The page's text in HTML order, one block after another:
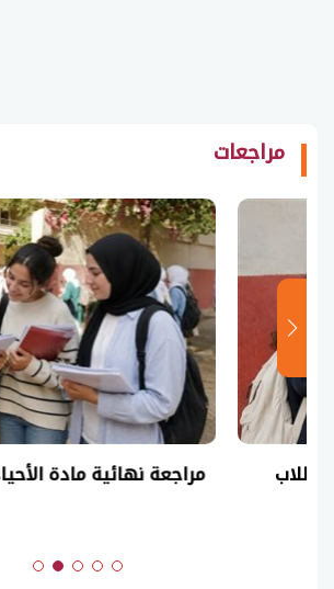
مراجعات
مراجعة نهائية مادة الأحياء تالته ثانوي